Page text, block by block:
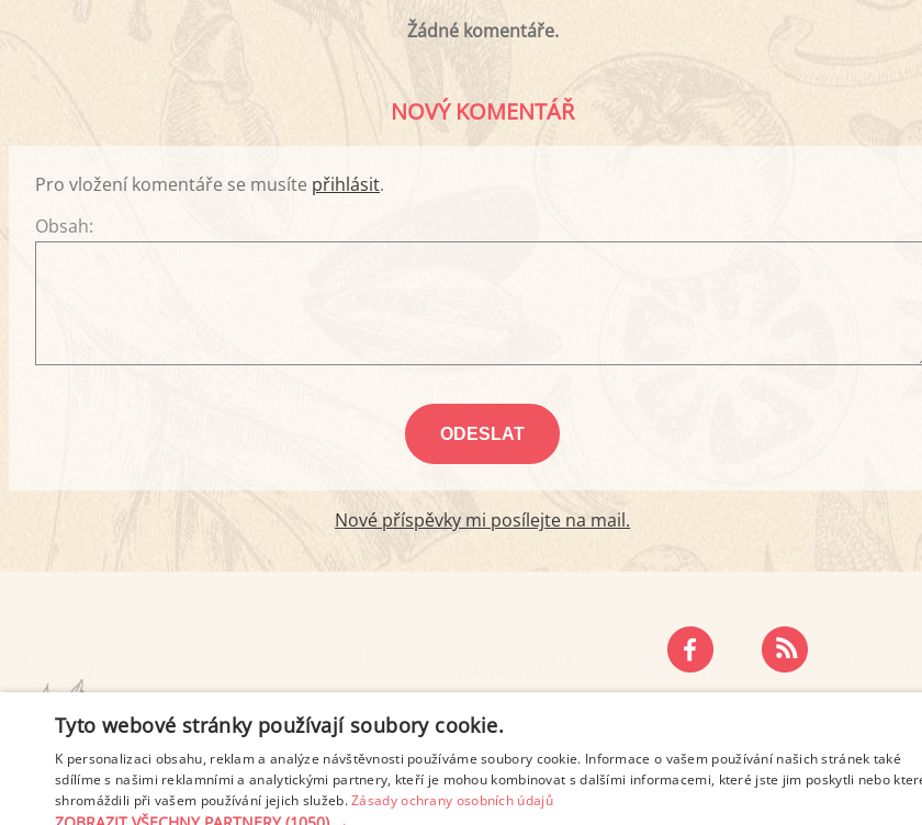
Žádné komentáře.
NOVÝ KOMENTÁŘ
Pro vložení komentáře se musíte přihlásit.
Obsah:
Nové příspěvky mi posílejte na mail.
PODMÍNKY UŽITÍ ZÁSADY OCHRANY OSOBNÍCH ÚDAJŮ
Tyto webové stránky používají soubory cookie.
K personalizaci obsahu, reklam a analýze návštěvnosti používáme soubory cookie. Informace o vašem používání našich stránek také
sdílíme s našimi reklamními a analytickými partnery, kteří je mohou kombinovat s dalšími informacemi, které jste jim poskytli nebo
shromáždili při vašem používání jejich služeb.Zásady ochrany osobních údajů